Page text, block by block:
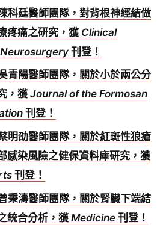
科廷醫師團隊，對背根神經結做
疼痛之研究，獲 Clinical
刊登！
青陽醫師團隊，關於小於兩公分
，獲Journal of the Formosan
刊登！
明劭醫師團隊，關於紅斑性狼瘡
感染風險之健保資料庫研究，獲
刊登！
秉濤醫師團隊，關於腎臟下端結
統合分析，獲Medicine刊登！